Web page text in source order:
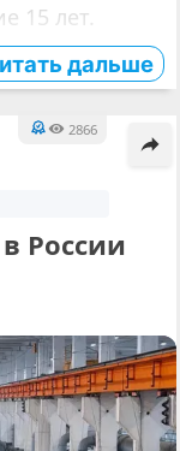
15 лет.
дальше
2866
России